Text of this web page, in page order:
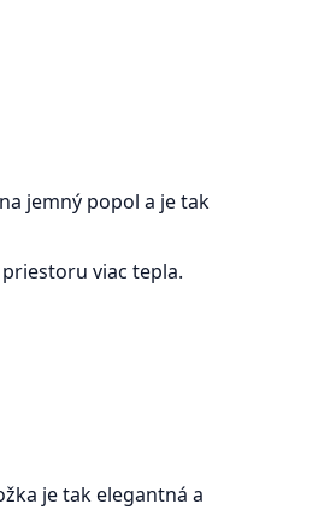
jemný popol a je tak
viac tepla.
je tak elegantná a